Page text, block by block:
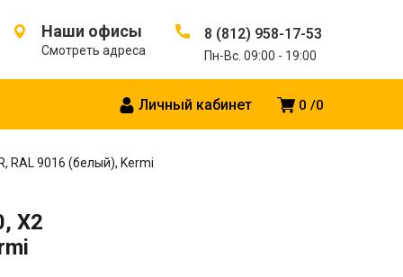
Наши офисы
Смотреть адреса
8 (812) 958-17-53
Пн-Вс. 09:00 - 19:00
0 0
Личный кабинет
RAL 9016 (белый), Kermi
X2